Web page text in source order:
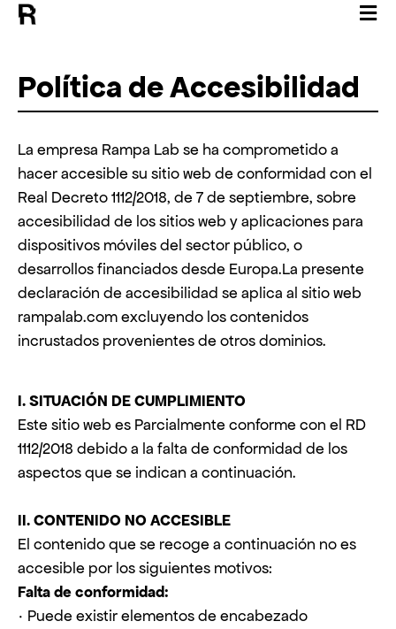
Política de Accesibilidad
La empresa Rampa Lab se ha comprometido a
hacer accesible su sitio web de conformidad con el
Real Decreto 1112/2018, de 7 de septiembre, sobre
accesibilidad de los sitios web y aplicaciones para
dispositivos móviles del sector público, o
desarrollos financiados desde Europa.La presente
declaración de accesibilidad se aplica al sitio web
rampalab.com excluyendo los contenidos
incrustados provenientes de otros dominios.
I. SITUACIÓN DE CUMPLIMIENTO
Este sitio web es Parcialmente conforme con el RD
1112/2018 debido a la falta de conformidad de los
aspectos que se indican a continuación.
II. CONTENIDO NO ACCESIBLE
El contenido que se recoge a continuación no es
accesible por los siguientes motivos:
Falta de conformidad:
· Puede existir elementos de encabezado